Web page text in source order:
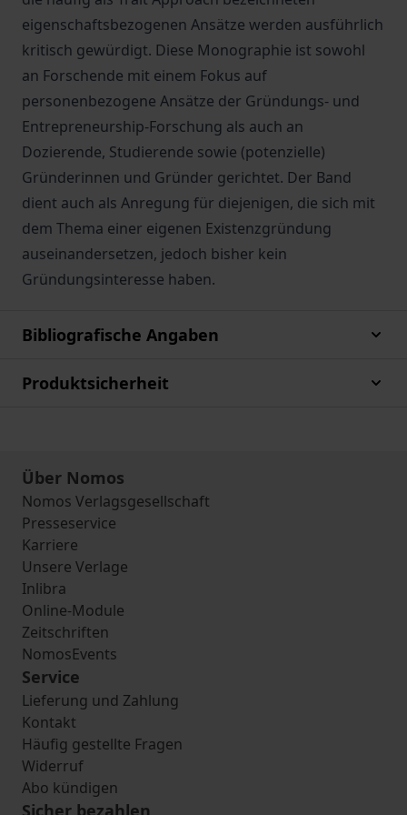
eigenschaftsbezogenen Ansätze werden ausführlich
kritisch gewürdigt. Diese Monographie ist sowohl
an Forschende mit einem Fokus auf
personenbezogene Ansätze der Gründungs- und
Entrepreneurship-Forschung als auch an
Dozierende, Studierende sowie (potenzielle)
Gründerinnen und Gründer gerichtet. Der Band
dient auch als Anregung für diejenigen, die sich mit
dem Thema einer eigenen Existenzgründung
auseinandersetzen, jedoch bisher kein
Gründungsinteresse haben.
Bibliografische Angaben
Produktsicherheit
Über Nomos
Nomos Verlagsgesellschaft
Presseservice
Karriere
Unsere Verlage
Inlibra
Online-Module
Zeitschriften
NomosEvents
Service
Lieferung und Zahlung
Kontakt
Häufig gestellte Fragen
Widerruf
Abo kündigen
Sicher bezahlen